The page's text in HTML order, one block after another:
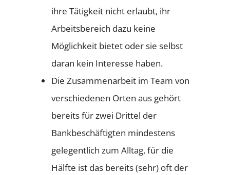
ihre Tätigkeit nicht erlaubt, ihr
Arbeitsbereich dazu keine
Möglichkeit bietet oder sie selbst
daran kein Interesse haben.
Die Zusammenarbeit im Team von
verschiedenen Orten aus gehört
bereits für zwei Drittel der
Bankbeschäftigten mindestens
gelegentlich zum Alltag, für die
Hälfte ist das bereits (sehr) oft der